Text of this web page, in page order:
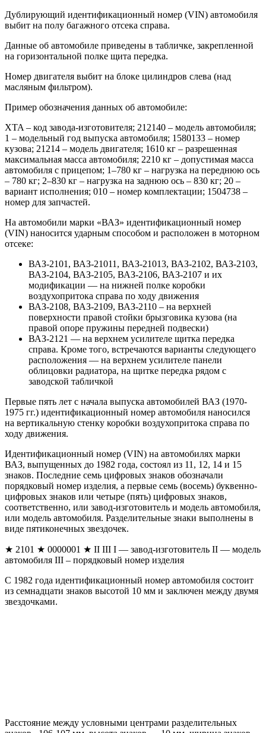
Дублирующий идентификационный номер (VIN) автомобиля
выбит на полу багажного отсека справа.
Данные об автомобиле приведены в табличке, закрепленной
на горизонтальной полке щита передка.
Номер двигателя выбит на блоке цилиндров слева (над
масляным фильтром).
Пример обозначения данных об автомобиле:
XTA – код завода-изготовителя; 212140 – модель автомобиля;
1 – модельный год выпуска автомобиля; 1580133 – номер
кузова; 21214 – модель двигателя; 1610 кг – разрешенная
максимальная масса автомобиля; 2210 кг – допустимая масса
автомобиля с прицепом; 1–780 кг – нагрузка на переднюю ось
– 780 кг; 2–830 кг – нагрузка на заднюю ось – 830 кг; 20 –
вариант исполнения; 010 – номер комплектации; 1504738 –
номер для запчастей.
На автомобили марки «ВАЗ» идентификационный номер
(VIN) наносится ударным способом и расположен в моторном
отсеке:
ВАЗ-2101, ВАЗ-21011, ВАЗ-21013, ВАЗ-2102, ВАЗ-2103,
ВАЗ-2104, ВАЗ-2105, ВАЗ-2106, ВАЗ-2107 и их
модификации — на нижней полке коробки
воздухопритока справа по ходу движения
ВАЗ-2108, ВАЗ-2109, ВАЗ-2110 – на верхней
поверхности правой стойки брызговика кузова (на
правой опоре пружины передней подвески)
ВАЗ-2121 — на верхнем усилителе щитка передка
справа. Кроме того, встречаются варианты следующего
расположения — на верхнем усилителе панели
облицовки радиатора, на щитке передка рядом с
заводской табличкой
Первые пять лет с начала выпуска автомобилей ВАЗ (1970-
1975 гг.) идентификационный номер автомобиля наносился
на вертикальную стенку коробки воздухопритока справа по
ходу движения.
Идентификационный номер (VIN) на автомобилях марки
ВАЗ, выпущенных до 1982 года, состоял из 11, 12, 14 и 15
знаков. Последние семь цифровых знаков обозначали
порядковый номер изделия, а первые семь (восемь) буквенно-
цифровых знаков или четыре (пять) цифровых знаков,
соответственно, или завод-изготовитель и модель автомобиля,
или модель автомобиля. Разделительные знаки выполнены в
виде пятиконечных звездочек.
★ 2101 ★ 0000001 ★ II III I — завод-изготовитель II — модель
автомобиля III – порядковый номер изделия
С 1982 года идентификационный номер автомобиля состоит
из семнадцати знаков высотой 10 мм и заключен между двумя
звездочками.
Расстояние между условными центрами разделительных